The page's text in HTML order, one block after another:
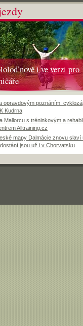
nově i ve verzi pro
opravdovým poznáním:
Kudrna
Mallorcu s tréninkovým a
Alltraining.cz
mapy Dalmácie znovu slaví
jsou už i v Chorvatsku